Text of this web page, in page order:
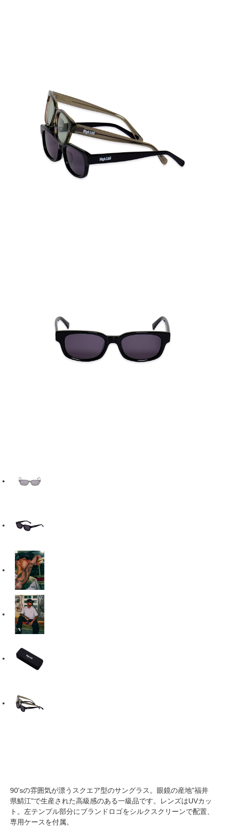
90'sの雰囲気が漂うスクエア型のサングラス。眼鏡の産地"福井
県鯖江"で生産された高級感のある一級品です。レンズはUVカッ
ト。左テンプル部分にブランドロゴをシルクスクリーンで配置、
専用ケースを付属。